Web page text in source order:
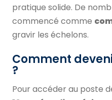
pratique solide. De
commencé comme
gravir les échelons.
Comment
?
Pour accéder au poste